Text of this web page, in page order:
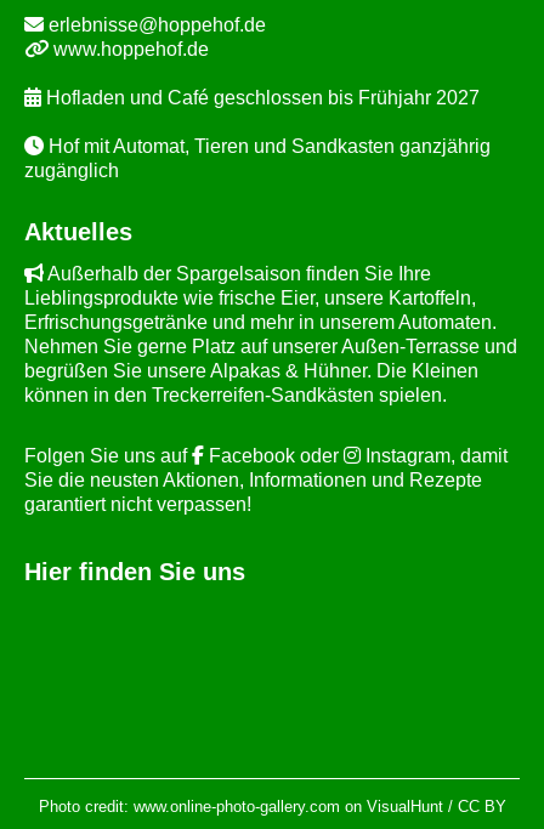
erlebnisse@hoppehof.de
www.hoppehof.de
Hofladen und Café geschlossen bis Frühjahr 2027
Hof mit Automat, Tieren und Sandkasten ganzjährig
zugänglich
Aktuelles
Außerhalb der Spargelsaison finden Sie Ihre
Lieblingsprodukte wie frische Eier, unsere Kartoffeln,
Erfrischungsgetränke und mehr in unserem Automaten.
Nehmen Sie gerne Platz auf unserer Außen-Terrasse und
begrüßen Sie unsere Alpakas & Hühner. Die Kleinen
können in den Treckerreifen-Sandkästen spielen.
Folgen Sie uns auf Facebook oder Instagram, damit
Sie die neusten Aktionen, Informationen und Rezepte
garantiert nicht verpassen!
Hier finden Sie uns
Photo credit: www.online-photo-gallery.com on VisualHunt/ CC BY